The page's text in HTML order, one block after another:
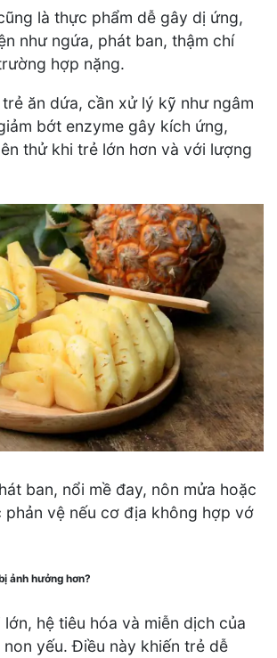
là thực phẩm dễ gây dị ứng,
như ngứa, phát ban, thậm chí
hợp nặng.
ăn dứa, cần xử lý kỹ như ngâm
bớt enzyme gây kích ứng,
thử khi trẻ lớn hơn và với lượng
ban, nổi mề đay, nôn mửa hoặc
phản vệ nếu cơ địa không hợp vớ
ảnh hưởng hơn?
hệ tiêu hóa và miễn dịch của
yếu. Điều này khiến trẻ dễ